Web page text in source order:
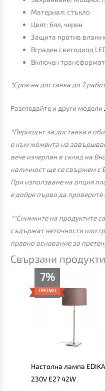
Материал: стъкло
Цвят: бял, черен
Защита против
Вграден светодиод
Включен
*Срок на доставка до 7
Разгледайте и други модели
*Периодът за доставка е
е към момента на
вече изчерпан в склад на
наличност ще се свържем с
При използване на опция
е добре първо да
**Снимките на продуктите
съдържат неточности или
правно основание за
Свързани продукти
7%
ПРОМО
Настолна лампа
230V E27 42W
е:
135.00€
(264.04
лв.).